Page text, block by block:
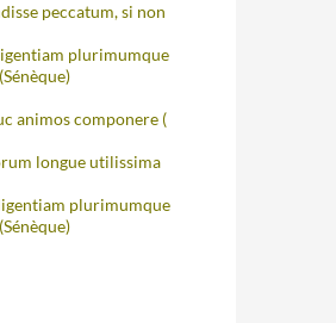
peccatum, si non
plurimumque
animos componere (
longue utilissima
plurimumque